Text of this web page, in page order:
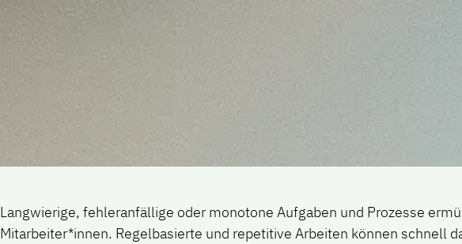
Langwierige, fehleranfällige oder monotone Aufgaben und Prozesse
Mitarbeiter*innen. Regelbasierte und repetitive Arbeiten können schnell